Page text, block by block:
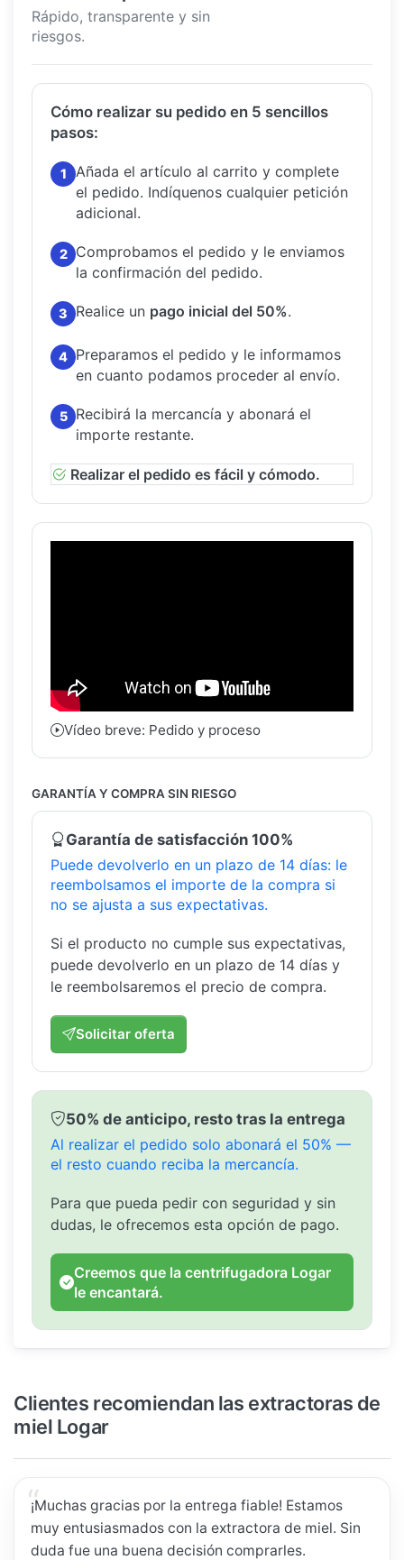
Rápido, transparente y sin
riesgos.
Cómo realizar su pedido en 5 sencillos
pasos:
1
Añada el artículo al carrito y complete
el pedido. Indíquenos cualquier petición
adicional.
2
Comprobamos el pedido y le enviamos
la confirmación del pedido.
3 Realice un pago inicial del 50%.
4 Preparamos el pedido y le informamos
en cuanto podamos proceder al envío.
5
Recibirá la mercancía y abonará el
importe restante.
Realizar el pedido es fácil y cómodo.
Vídeo breve: Pedido y proceso
GARANTÍA Y COMPRA SIN RIESGO
Garantía de satisfacción 100%
Puede devolverlo en un plazo de 14 días: le
reembolsamos el importe de la compra si
no se ajusta a sus expectativas.
Si el producto no cumple sus expectativas,
puede devolverlo en un plazo de 14 días y
le reembolsaremos el precio de compra.
Solicitar oferta
50% de anticipo, resto tras la entrega
Al realizar el pedido solo abonará el 50% —
el resto cuando reciba la mercancía.
Para que pueda pedir con seguridad y sin
dudas, le ofrecemos esta opción de pago.
Creemos que la centrifugadora Logar
le encantará.
Clientes recomiendan las extractoras de
miel Logar
¡Muchas gracias por la entrega fiable! Estamos
muy entusiasmados con la extractora de miel. Sin
duda fue una buena decisión comprarles.